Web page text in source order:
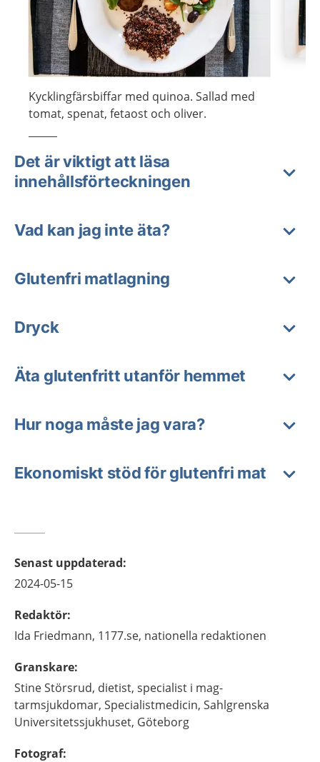
Kycklingfärsbiffar med quinoa. Sallad med
tomat, spenat, fetaost och oliver.
Det är viktigt att läsa
innehållsförteckningen
Vad kan jag inte äta?
Glutenfri matlagning
Dryck
Äta glutenfritt utanför hemmet
Hur noga måste jag vara?
Ekonomiskt stöd för glutenfri mat
Senast uppdaterad:
2024-05-15
Redaktör:
Ida Friedmann, 1177.se, nationella redaktionen
Granskare:
StineStörsrud, dietist, specialist i mag-
tarmsjukdomar, Specialistmedicin, Sahlgrenska
Universitetssjukhuset, Göteborg
Fotograf: